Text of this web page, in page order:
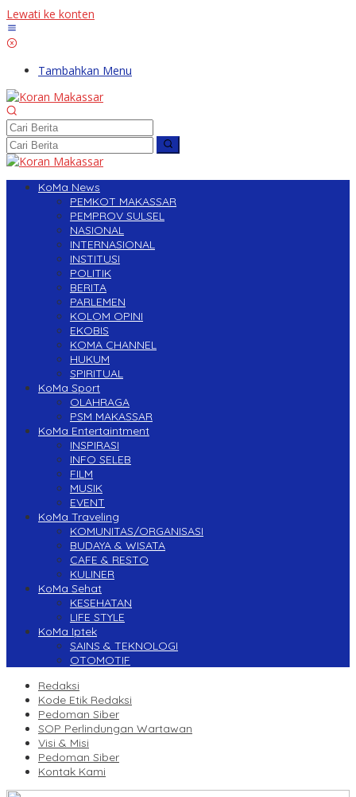
Lewati ke konten
Tambahkan Menu
KoMa News
PEMKOT MAKASSAR
PEMPROV SULSEL
NASIONAL
INTERNASIONAL
INSTITUSI
POLITIK
BERITA
PARLEMEN
KOLOM OPINI
EKOBIS
KOMA CHANNEL
HUKUM
SPIRITUAL
KoMa Sport
OLAHRAGA
PSM MAKASSAR
KoMa Entertaintment
INSPIRASI
INFO SELEB
FILM
MUSIK
EVENT
KoMa Traveling
KOMUNITAS/ORGANISASI
BUDAYA & WISATA
CAFE & RESTO
KULINER
KoMa Sehat
KESEHATAN
LIFE STYLE
KoMa Iptek
SAINS & TEKNOLOGI
OTOMOTIF
Redaksi
Kode Etik Redaksi
Pedoman Siber
SOP Perlindungan Wartawan
Visi & Misi
Pedoman Siber
Kontak Kami